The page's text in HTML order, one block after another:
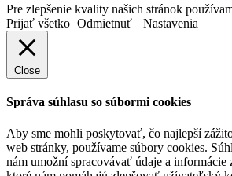
Pre zlepšenie kvality našich stránok
Prijať všetko Odmietnuť Nastavenia
Close
Správa súhlasu so súbormi cookies
Aby sme mohli poskytovať, čo najlepší
web stránky, používame súbory cookies.
nám umožní spracovávať údaje a informácie